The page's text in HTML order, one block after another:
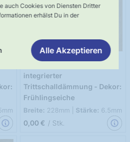
auch Cookies von Diensten Dritter
erhälst Du in der
Alle Akzeptieren
integrierter
Trittschalldämmung - Dekor:
Frühlingseiche
Breite: 228mm | Stärke: 6.5mm
0,00 € / Stk.